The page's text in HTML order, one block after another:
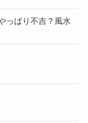
っぱり不吉？風水